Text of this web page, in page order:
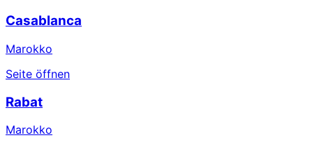
Casablanca
Marokko
Seite öffnen
Rabat
Marokko